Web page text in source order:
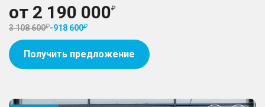
от 2 190 000
3 108 600 -918 600
Получить предложение